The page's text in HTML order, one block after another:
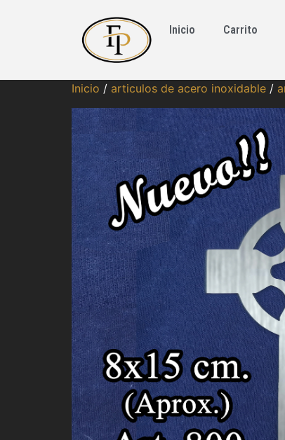
Inicio Carrito
Inicio / articulos de acero inoxidable /